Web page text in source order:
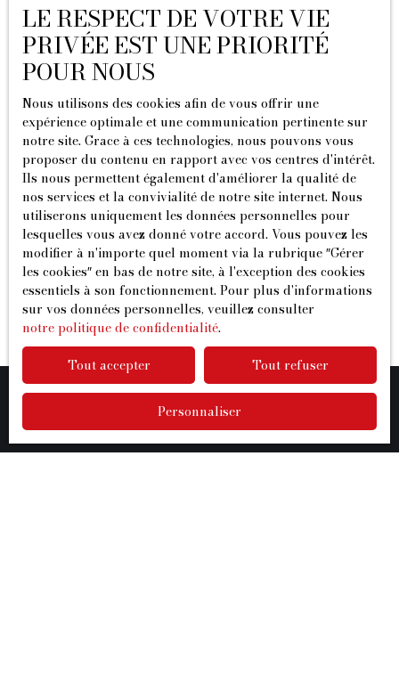
Recrutement
Nos honoraires
Mentions légales
Politique de confidentialité
Plan du site
Autres pages
Appartement ou maison : quel choix faire
selon votre projet de vie ?
Je recherche un bien
LE RESPECT DE VOTRE VIE
PRIVÉE EST UNE PRIORITÉ
POUR NOUS
Nous utilisons des cookies afin de vous offrir une
expérience optimale et une communication pertinente sur
notre site. Grace à ces technologies, nous pouvons vous
proposer du contenu en rapport avec vos centres d'intérêt.
Ils nous permettent également d'améliorer la qualité de
nos services et la convivialité de notre site internet. Nous
utiliserons uniquement les données personnelles pour
lesquelles vous avez donné votre accord. Vous pouvez les
modifier à n'importe quel moment via la rubrique ″Gérer
les cookies″ en bas de notre site, à l'exception des cookies
essentiels à son fonctionnement. Pour plus d'informations
sur vos données personnelles, veuillez consulter
notre politique de confidentialité.
Tout accepter
Tout refuser
Personnaliser